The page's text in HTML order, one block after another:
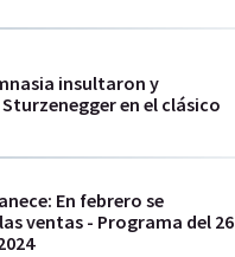
insultaron y
en el clásico
En febrero se
ventas - Programa del 26